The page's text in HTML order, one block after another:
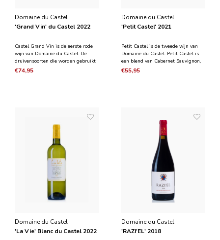
Domaine du Castel
'Grand Vin' du Castel 2022
Castel Grand Vin is de eerste rode
wijn van Domaine du Castel. De
druivensoorten die worden gebruikt
om deze wijn te maken, zijn
Cabernet Sauvignon, Merlot, Petit
€74,95
Domaine du Castel
'Petit Castel' 2021
Petit Castel is de tweede wijn van
Domaine du Castel. Petit Castel is
een blend van Cabernet Sauvignon,
Merlot, Petit Verdot, Cabernet Franc
en Malbec. De wijn rijpt ongeveer 12
€55,95
Domaine du Castel
'La Vie' Blanc du Castel 2022
Domaine du Castel
'RAZI'EL' 2018